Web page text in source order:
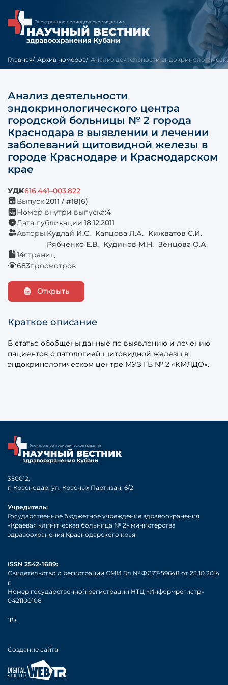
Главная Архив номеров Анализ деятельности
Анализ деятельности
эндокринологического центра
городской больницы № 2 города
Краснодара в выявлении и лечении
заболеваний щитовидной железы в
городе Краснодаре и Краснодарском
крае
УДК616.441–003.822
Выпуск:2011 / #18(6)
Номер внутри выпуска:4
Дата публикации:18.12.2011
Авторы:Кудлай И.С. Капцова Л.А. Кижватов С.И.
Рябченко Е.В. Кудинов М.Н. Зенцова О.А.
14страниц
683просмотров
Открыть
Краткое описание
В статье обобщены данные по выявлению и лечению
пациентов с патологией щитовидной железы в
эндокринологическом центре МУЗ ГБ № 2 «КМЛДО».
350012,
г. Краснодар, ул. Красных Партизан, 6/2
Учредитель:
Государственное бюджетное учреждение здравоохранения
«Краевая клиническая больница № 2» министерства
здравоохранения Краснодарского края
ISSN 2542-1689:
Свидетельство о регистрации СМИ Эл № ФС77-59648 от 23.10.2014
г.
Номер государственной регистрации НТЦ «Информрегистр»
0421100106
18+
Создание сайта